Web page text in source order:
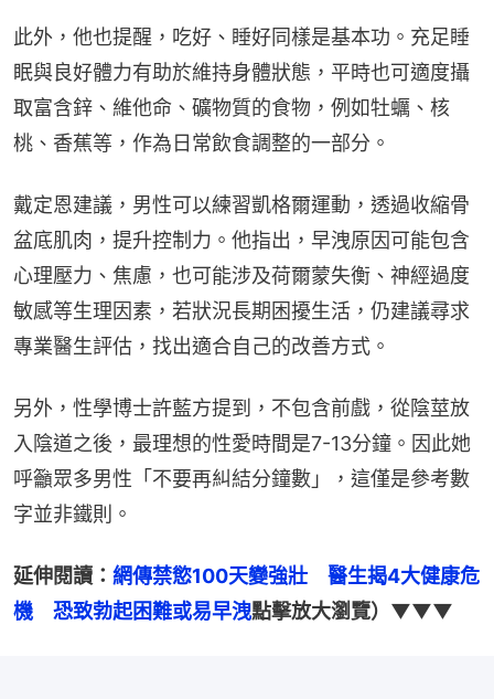
此外，他也提醒，吃好、睡好同樣是基本功。充足睡
眠與良好體力有助於維持身體狀態，平時也可適度攝
取富含鋅、維他命、礦物質的食物，例如牡蠣、核
桃、香蕉等，作為日常飲食調整的一部分。
戴定恩建議，男性可以練習凱格爾運動，透過收縮骨
盆底肌肉，提升控制力。他指出，早洩原因可能包含
心理壓力、焦慮，也可能涉及荷爾蒙失衡、神經過度
敏感等生理因素，若狀況長期困擾生活，仍建議尋求
專業醫生評估，找出適合自己的改善方式。
另外，性學博士許藍方提到，不包含前戲，從陰莖放
入陰道之後，最理想的性愛時間是7-13分鐘。因此她
呼籲眾多男性「不要再糾結分鐘數」，這僅是參考數
字並非鐵則。
延伸閱讀： 網傳禁慾100天變強壯　醫生揭4大健康危
機　恐致勃起困難或易早洩點擊放大瀏覽）▼▼▼